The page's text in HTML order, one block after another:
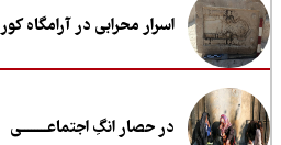
اسرار محرابی در آرامگاه کوروش
در حصار انگِ اجتماعــــــــی